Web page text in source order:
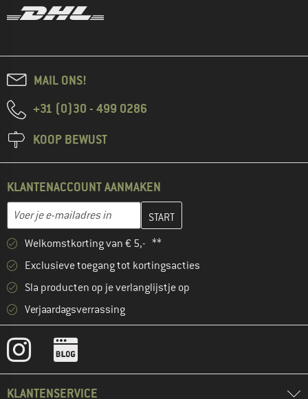
MAIL ONS!
+31 (0)30 - 499 0286
KOOP BEWUST
KLANTENACCOUNT AANMAKEN
E-mailadres
Vul je e-mailadres hier in en maak in de volgende stap je
Welkomstkorting van € 5,- **
Exclusieve toegang tot kortingsacties
Sla producten op je verlanglijstje op
Verjaardagsverrassing
KLANTENSERVICE